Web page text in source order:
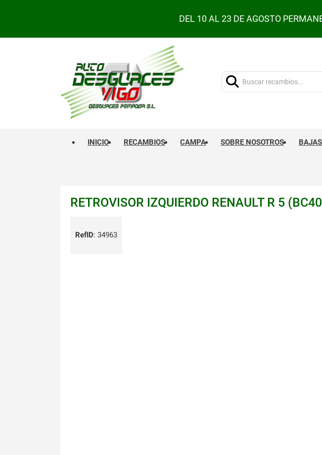
DEL 10 AL 23 DE AGOSTO
Buscar:
INICIO RECAMBIOS CAMPA SOBRE NOSOTROS
RETROVISOR IZQUIERDO RENAULT R 5
RefID: 34963